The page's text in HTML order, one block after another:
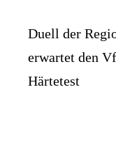
Duell der
erwartet den
Härtetest